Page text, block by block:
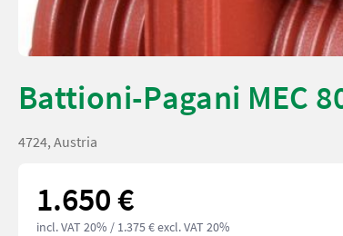
Battioni-Pagani MEC
4724, Austria
1.650 €
incl. VAT 20% / 1.375 € excl. VAT 20%